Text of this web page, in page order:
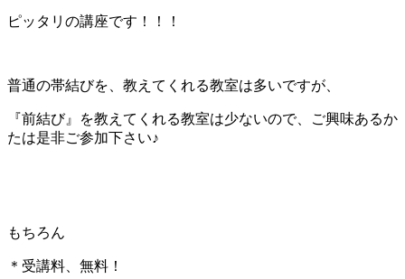
ピッタリの講座です！！！
普通の帯結びを、教えてくれる教室は多いですが、
『前結び』を教えてくれる教室は少ないので、ご興味あるか
たは是非ご参加下さい♪
もちろん
＊受講料、無料！